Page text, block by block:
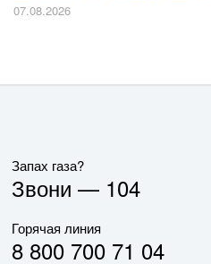
07.08.2026
Запах газа?
Звони — 104
Горячая линия
8 800 700 71 04